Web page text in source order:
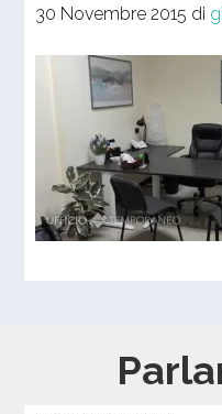
30 Novembre 2015 di